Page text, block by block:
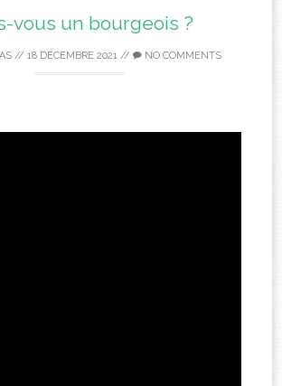
vous un bourgeois ?
// 18 DÉCEMBRE 2021// NO COMMENTS